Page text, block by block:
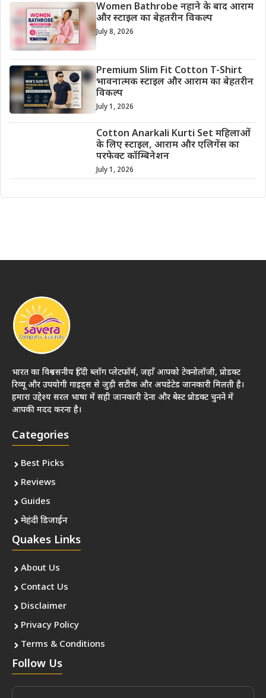
Women Bathrobe नहाने के बाद आराम
और स्टाइल का बेहतरीन विकल्प
July 8, 2026
Premium Slim Fit Cotton T-Shirt
भावनात्मक स्टाइल और आराम का बेहतरीन
विकल्प
July 1, 2026
Cotton Anarkali Kurti Set महिलाओं
के लिए स्टाइल, आराम और एलिगेंस का
परफेक्ट कॉम्बिनेशन
July 1, 2026
भारत का विश्वसनीय हिंदी ब्लॉग प्लेटफॉर्म, जहाँ आपको टेक्नोलॉजी, प्रोडक्ट
रिव्यू और उपयोगी गाइड्स से जुड़ी सटीक और अपडेटेड जानकारी मिलती है।
हमारा उद्देश्य सरल भाषा में सही जानकारी देना और बेस्ट प्रोडक्ट चुनने में
आपकी मदद करना है।
Categories
Best Picks
Reviews
Guides
मेहंदी डिजाईन
Quakes Links
About Us
Contact Us
Disclaimer
Privacy Policy
Terms & Conditions
Follow Us